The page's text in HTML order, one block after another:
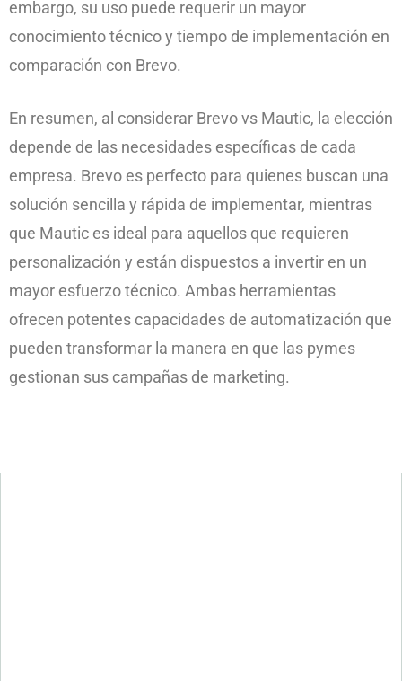
embargo, su uso puede requerir un mayor
conocimiento técnico y tiempo de implementación en
comparación con Brevo.
En resumen, al considerar Brevo vs Mautic, la elección
depende de las necesidades específicas de cada
empresa. Brevo es perfecto para quienes buscan una
solución sencilla y rápida de implementar, mientras
que Mautic es ideal para aquellos que requieren
personalización y están dispuestos a invertir en un
mayor esfuerzo técnico. Ambas herramientas
ofrecen potentes capacidades de automatización que
pueden transformar la manera en que las pymes
gestionan sus campañas de marketing.